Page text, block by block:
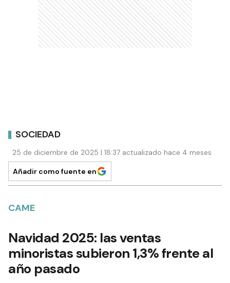
SOCIEDAD
25 de diciembre de 2025 | 18:37 actualizado hace 4 meses
Añadir como fuente en
CAME
Navidad 2025: las ventas
minoristas subieron 1,3% frente al
año pasado